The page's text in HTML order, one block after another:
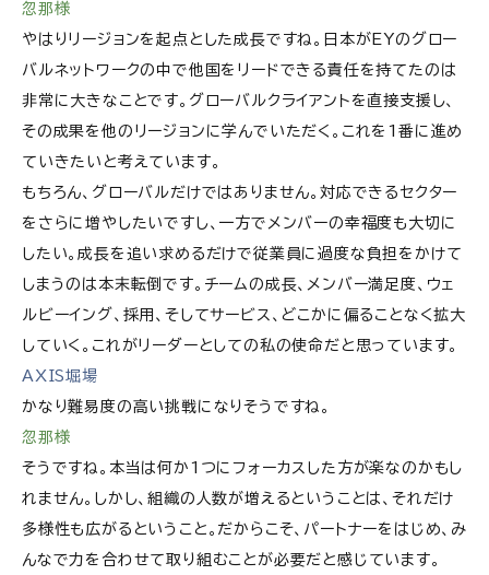
忽那様
やはりリージョンを起点とした成長ですね。日本がEYのグロー
バルネットワークの中で他国をリードできる責任を持てたのは
非常に大きなことです。グローバルクライアントを直接支援し、
その成果を他のリージョンに学んでいただく。これを1番に進め
ていきたいと考えています。
もちろん、グローバルだけではありません。対応できるセクター
をさらに増やしたいですし、一方でメンバーの幸福度も大切に
したい。成長を追い求めるだけで従業員に過度な負担をかけて
しまうのは本末転倒です。チームの成長、メンバー満足度、ウェ
ルビーイング、採用、そしてサービス、どこかに偏ることなく拡大
していく。これがリーダーとしての私の使命だと思っています。
AXIS堀場
かなり難易度の高い挑戦になりそうですね。
忽那様
そうですね。本当は何か1つにフォーカスした方が楽なのかもし
れません。しかし、組織の人数が増えるということは、それだけ
多様性も広がるということ。だからこそ、パートナーをはじめ、み
んなで力を合わせて取り組むことが必要だと感じています。